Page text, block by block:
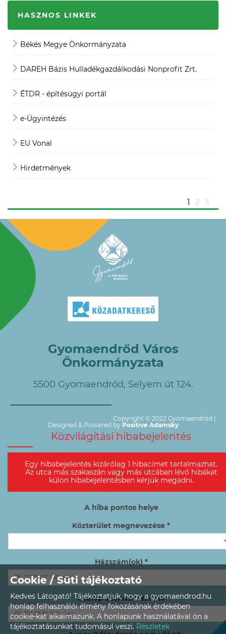
HASZNOS LINKEK
Békés Megye Önkormányzata
DAREH Bázis Hulladékgazdálkodási Nonprofit Zrt.
ÉTDR - építésügyi portál
e-Ügyintézés
EU Vonal
Hirdetmények
1 2 3
Gyomaendrőd Város
Önkormányzata
5500 Gyomaendrőd, Selyem út 124.
Copyright © 2022 Gyomaendrőd |
Designed & Powered by Positive Adamsky
Közvilágítási hibabejelentés
Egy hibabejelentés kizárólag 1 hibacímet tartalmazhat.
Az utca más szakaszán vagy más utcában lévő hibákat
külön hibabejelentésben kérjük megadni.
A hiba pontos helye
Közterület megnevezése *
Házszám(ok) *
Oszlop azonosítószáma
Cookie / Süti tájékoztató
Kedves Látogató! Tájékoztatjuk, hogy a gyomaendrod.hu
honlap felhasználói élmény fokozásának érdekében
cookie-kat alkalmazunk. A honlapunk használatával ön a
tájékoztatásunkat tudomásul veszi. Részletek